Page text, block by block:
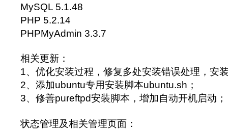
MySQL 5.1.48
PHP 5.2.14
PHPMyAdmin 3.3.7
相关更新：
1、优化安装过程，修复多处安装错误处理，安
2、添加ubuntu专用安装脚本ubuntu.sh；
3、修善pureftpd安装脚本，增加自动开机启动；
状态管理及相关管理页面：